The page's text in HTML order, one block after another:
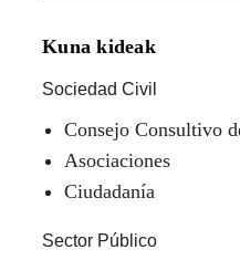
Kuna kideak
Sociedad Civil
Consejo Consultivo
Asociaciones
Ciudadanía
Sector Público